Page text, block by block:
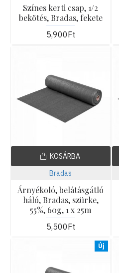
Színes kerti csap, 1/2
bekötés, Bradas, fekete
5,900Ft
Bradas
Árnyékoló, belátásgátló
háló, Bradas, szürke,
55%, 60g, 1 x 25m
5,500Ft
KOSÁRBA
Új